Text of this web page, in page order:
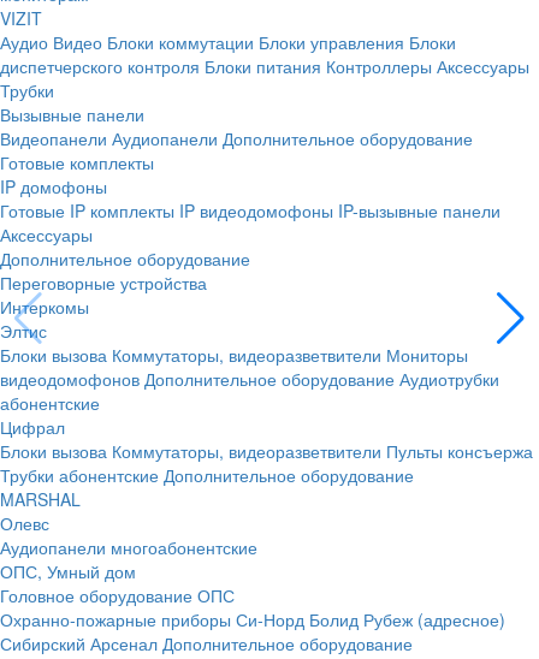
VIZIT
Аудио Видео Блоки коммутации Блоки управления Блоки
диспетчерского контроля Блоки питания Контроллеры Аксессуары
Трубки
Вызывные панели
Видеопанели Аудиопанели Дополнительное оборудование
Готовые комплекты
IP домофоны
Готовые IP комплекты IP видеодомофоны IP-вызывные панели
Аксессуары
Дополнительное оборудование
Переговорные устройства
Интеркомы
Элтис
Блоки вызова Коммутаторы, видеоразветвители Мониторы
видеодомофонов Дополнительное оборудование Аудиотрубки
абонентские
Цифрал
Блоки вызова Коммутаторы, видеоразветвители Пульты консъержа
Трубки абонентские Дополнительное оборудование
MARSHAL
Олевс
Аудиопанели многоабонентские
ОПС, Умный дом
Головное оборудование ОПС
Охранно-пожарные приборы Си-Норд Болид Рубеж (адресное)
Сибирский Арсенал Дополнительное оборудование